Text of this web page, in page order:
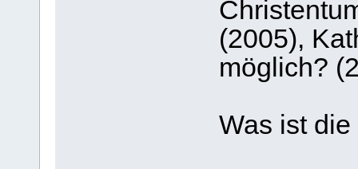
(2005),
möglich?
Was ist